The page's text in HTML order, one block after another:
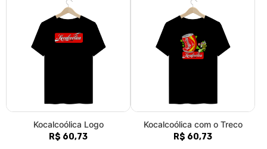
Kocalcoólica Logo
R$ 60,73
Kocalcoólica com o Treco
R$ 60,73